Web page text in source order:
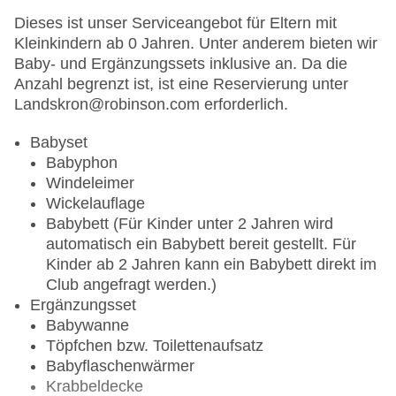
Mittagessen (Dezember bis März): 12.00 -
13.30 Uhr
Bars
Strandbar: zeitweise von Mai - Oktober 11.00 -
18.00 Uhr (witterungsbedingt)
NITE CLUB: tageweise
Hinweise
Öffnungszeiten unter Vorbehalt von Änderungen
alle Innenbereiche sind rauchfrei, es stehen
Raucherbereiche zur Verfügung
angemessene Kleidung erwünscht
Alkoholausschank: es gilt die gesetzliche
Regelung: Bier, Wein, Sekt ab 16 Jahren, alle
anderen alkoholischen Getränke ab 18 Jahren
Dieses ist unser Serviceangebot für Eltern mit
Kleinkindern ab 0 Jahren. Unter anderem bieten wir
Baby- und Ergänzungssets inklusive an. Da die
Anzahl begrenzt ist, ist eine Reservierung unter
Landskron@robinson.com erforderlich.
Babyset
Babyphon
Windeleimer
Wickelauflage
Babybett (Für Kinder unter 2 Jahren wird
automatisch ein Babybett bereit gestellt. Für
Kinder ab 2 Jahren kann ein Babybett direkt im
Club angefragt werden.)
Ergänzungsset
Babywanne
Töpfchen bzw. Toilettenaufsatz
Babyflaschenwärmer
Krabbeldecke